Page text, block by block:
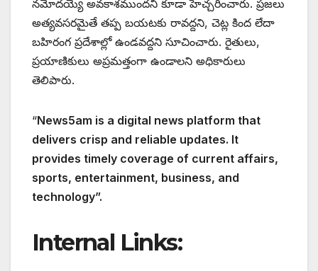
నమోదయ్యే అవకాశముందని కూడా హెచ్చరించారు. ప్రజలు
అత్యవసరమైతే తప్ప బయటకు రావద్దని, చెట్ల కింద లేదా
బహిరంగ ప్రదేశాల్లో ఉండవద్దని సూచించారు. రైతులు,
ప్రయాణికులు అప్రమత్తంగా ఉండాలని అధికారులు
తెలిపారు.
“News5am is a digital news platform that
delivers crisp and reliable updates. It
provides timely coverage of current affairs,
sports, entertainment, business, and
technology”.
Internal Links: